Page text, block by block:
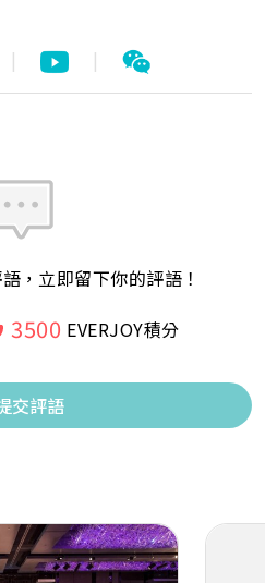
| |
，立即留下你的評語！
3500 EVERJOY積分
交評語